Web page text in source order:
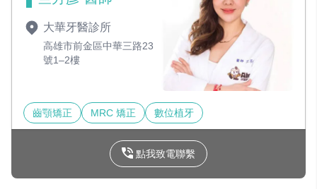
大華牙醫診所
高雄市前金區中華三路23
號1–2樓
齒顎矯正 MRC 矯正 數位植牙
點我致電聯繫